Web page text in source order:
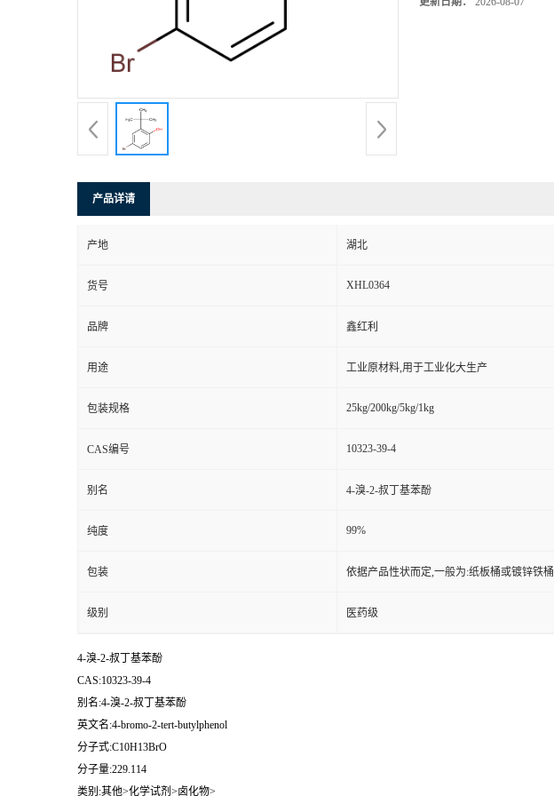
产品详请
产地 湖北
货号 XHL0364
品牌 鑫红利
用途 工业原材料,用于工业化大生产
包装规格 25kg/200kg/5kg/1kg
CAS编号 10323-39-4
别名 4-溴-2-叔丁基苯酚
纯度 99%
包装 依据产品性状而定,一般为:纸板桶或镀锌铁桶
级别 医药级
4-溴-2-叔丁基苯酚
CAS:10323-39-4
别名:4-溴-2-叔丁基苯酚
英文名:4-bromo-2-tert-butylphenol
分子式:C10H13BrO
分子量:229.114
类别:其他>化学试剂>卤化物>